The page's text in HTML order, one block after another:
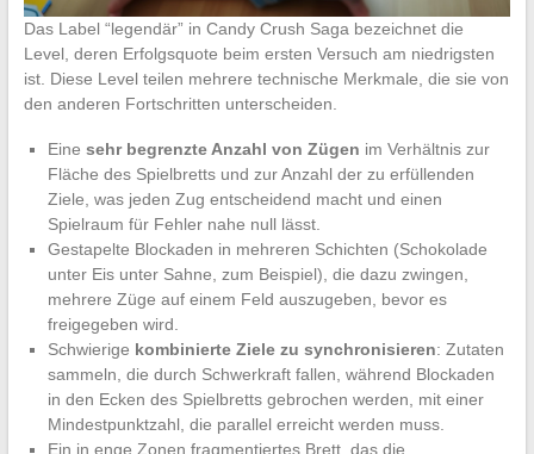
Das Label “legendär” in Candy Crush Saga bezeichnet die
Level, deren Erfolgsquote beim ersten Versuch am niedrigsten
ist. Diese Level teilen mehrere technische Merkmale, die sie von
den anderen Fortschritten unterscheiden.
Eine sehr begrenzte Anzahl von Zügen im Verhältnis zur
Fläche des Spielbretts und zur Anzahl der zu erfüllenden
Ziele, was jeden Zug entscheidend macht und einen
Spielraum für Fehler nahe null lässt.
Gestapelte Blockaden in mehreren Schichten (Schokolade
unter Eis unter Sahne, zum Beispiel), die dazu zwingen,
mehrere Züge auf einem Feld auszugeben, bevor es
freigegeben wird.
Schwierige kombinierte Ziele zu synchronisieren: Zutaten
sammeln, die durch Schwerkraft fallen, während Blockaden
in den Ecken des Spielbretts gebrochen werden, mit einer
Mindestpunktzahl, die parallel erreicht werden muss.
Ein in enge Zonen fragmentiertes Brett, das die